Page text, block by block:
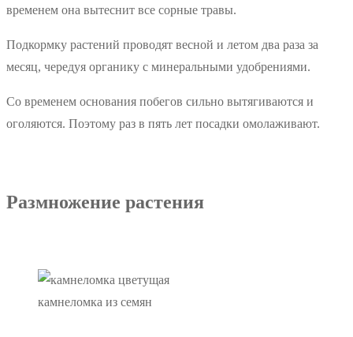
временем она вытеснит все сорные травы.
Подкормку растений проводят весной и летом два раза за
месяц, чередуя органику с минеральными удобрениями.
Со временем основания побегов сильно вытягиваются и
оголяются. Поэтому раз в пять лет посадки омолаживают.
Размножение растения
камнеломка из семян